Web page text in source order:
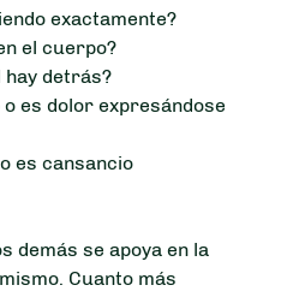
exactamente?
el cuerpo?
hay detrás?
o es dolor expresándose
es cansancio
demás se apoya en la
Cuanto más